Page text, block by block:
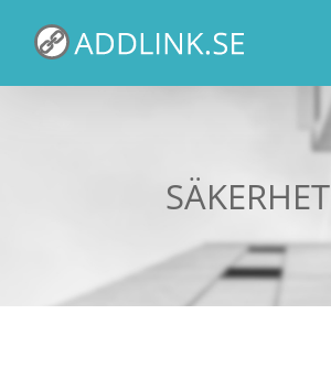
innehållet
SÄKERHET